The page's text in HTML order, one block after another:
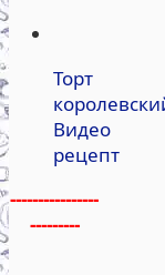
Торт
Видео
рецепт
----------------
---------